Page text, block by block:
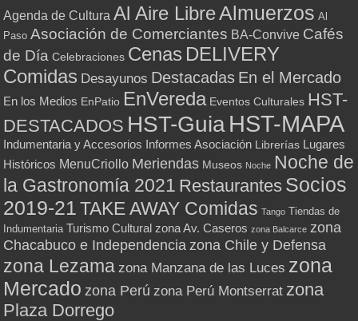
Agenda de Cultura Al Aire LibreAlmuerzos Al
Paso Asociación de Comerciantes BA-Convive Cafés
de Día Celebraciones Cenas DELIVERY
Comidas Desayunos Destacadas En el Mercado
En los Medios EnPatio EnVereda Eventos Culturales HST-
DESTACADOS HST-GuiaHST-MAPA
Indumentaria y Accesorios Informes Asociación Librerías Lugares
Históricos MenuCriollo Meriendas Museos Noche Noche de
la Gastronomía 2021 Restaurantes Socios
2019-21 TAKE AWAY Comidas Tango Tiendas de
Indumentaria Turismo Cultural zona Av. Caseros zona Balcarce zona
Chacabuco e Independencia zona Chile y Defensa
zona Lezama zona Manzana de las Luces zona
Mercado zona Perú zona Perú Montserrat zona
Plaza Dorrego